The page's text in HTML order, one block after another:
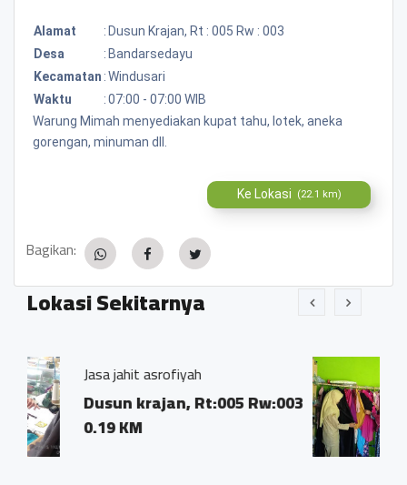
Alamat : Dusun Krajan, Rt : 005 Rw : 003
Desa
: Bandarsedayu
Kecamatan :Windusari
Waktu
:07:00 - 07:00 WIB
Warung Mimah menyediakan kupat tahu, lotek, aneka
gorengan, minuman dll.
Ke Lokasi (22.1 km)
Bagikan:
Lokasi Sekitarnya
Rt:005 Rw:003
Rumah Jilbab KnQ
Dusun Krajan,
005,
Windusari,